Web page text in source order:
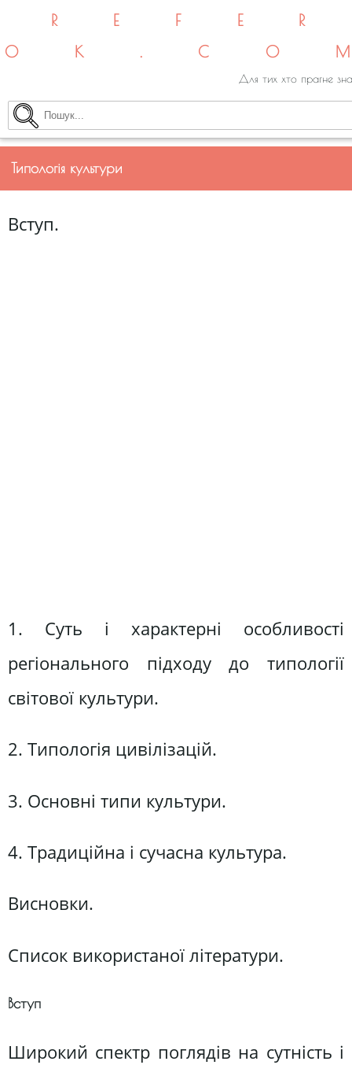
Для тих хто прагне
Типологія культури
Вступ.
1. Суть і характерні особливості
регіонального підходу до типології
світової культури.
2. Типологія цивілізацій.
3. Основні типи культури.
4. Традиційна і сучасна культура.
Висновки.
Список використаної літератури.
Вступ
Широкий спектр поглядів на сутність і